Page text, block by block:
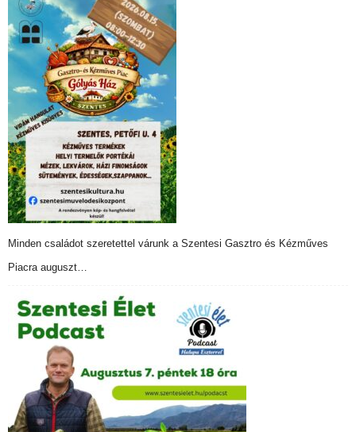
Minden családot szeretettel várunk a Szentesi Gasztro és Kézműves
Piacra auguszt…